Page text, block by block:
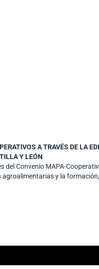
A TRAVÉS DE LA
Y LEÓN
Convenio MAPA-
y la